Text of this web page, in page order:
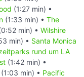
(1:27 min) •
(1:33 min) • The
min) • Wilshire
min) • Santa Monica
rund um LA
(1:42 min) •
(1:03 min) • Pacific